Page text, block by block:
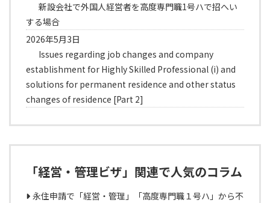
新設会社で外国人経営者を高度専門職1号ハで招へい
する場合
2026年5月3日
Issues regarding job changes and company
establishment for Highly Skilled Professional (i) and
solutions for permanent residence and other status
changes of residence [Part 2]
「経営・管理ビザ」関連で人気のコラム
永住申請で「経営・管理」「高度専門職１号ハ」から不